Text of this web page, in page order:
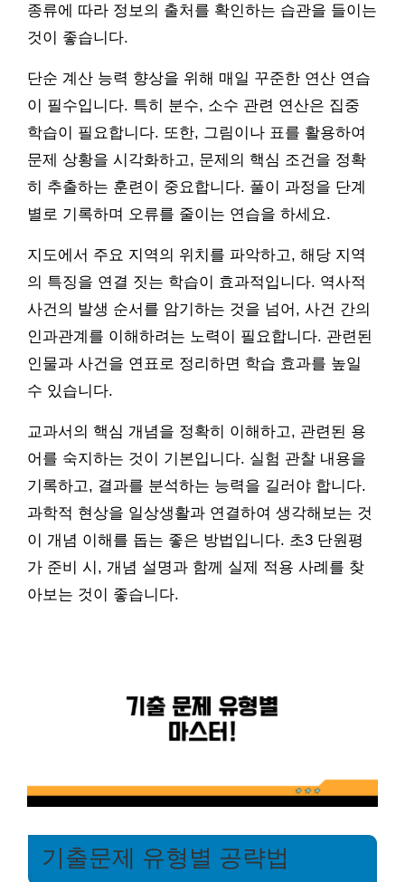
종류에 따라 정보의 출처를 확인하는 습관을 들이는
것이 좋습니다.
단순 계산 능력 향상을 위해 매일 꾸준한 연산 연습
이 필수입니다. 특히 분수, 소수 관련 연산은 집중
학습이 필요합니다. 또한, 그림이나 표를 활용하여
문제 상황을 시각화하고, 문제의 핵심 조건을 정확
히 추출하는 훈련이 중요합니다. 풀이 과정을 단계
별로 기록하며 오류를 줄이는 연습을 하세요.
지도에서 주요 지역의 위치를 파악하고, 해당 지역
의 특징을 연결 짓는 학습이 효과적입니다. 역사적
사건의 발생 순서를 암기하는 것을 넘어, 사건 간의
인과관계를 이해하려는 노력이 필요합니다. 관련된
인물과 사건을 연표로 정리하면 학습 효과를 높일
수 있습니다.
교과서의 핵심 개념을 정확히 이해하고, 관련된 용
어를 숙지하는 것이 기본입니다. 실험 관찰 내용을
기록하고, 결과를 분석하는 능력을 길러야 합니다.
과학적 현상을 일상생활과 연결하여 생각해보는 것
이 개념 이해를 돕는 좋은 방법입니다. 초3 단원평
가 준비 시, 개념 설명과 함께 실제 적용 사례를 찾
아보는 것이 좋습니다.
기출문제 유형별 공략법